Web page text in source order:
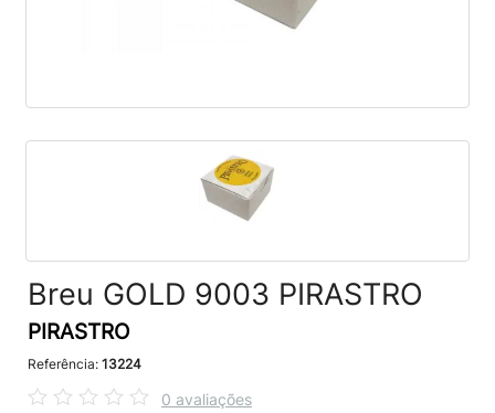
Breu GOLD 9003 PIRASTRO
PIRASTRO
Referência: 13224
0 avaliações